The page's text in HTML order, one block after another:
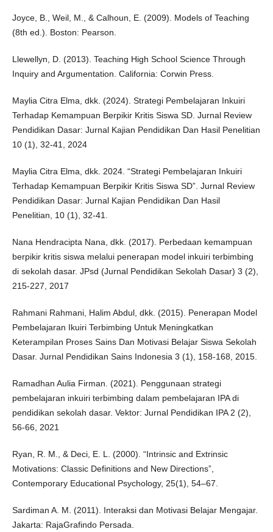
Joyce, B., Weil, M., & Calhoun, E. (2009). Models of Teaching
(8th ed.). Boston: Pearson.
Llewellyn, D. (2013). Teaching High School Science Through
Inquiry and Argumentation. California: Corwin Press.
Maylia Citra Elma, dkk. (2024). Strategi Pembelajaran Inkuiri
Terhadap Kemampuan Berpikir Kritis Siswa SD. Jurnal Review
Pendidikan Dasar: Jurnal Kajian Pendidikan Dan Hasil Penelitian
10 (1), 32-41, 2024
Maylia Citra Elma, dkk. 2024. “Strategi Pembelajaran Inkuiri
Terhadap Kemampuan Berpikir Kritis Siswa SD”. Jurnal Review
Pendidikan Dasar: Jurnal Kajian Pendidikan Dan Hasil
Penelitian, 10 (1), 32-41.
Nana Hendracipta Nana, dkk. (2017). Perbedaan kemampuan
berpikir kritis siswa melalui penerapan model inkuiri terbimbing
di sekolah dasar. JPsd (Jurnal Pendidikan Sekolah Dasar) 3 (2),
215-227, 2017
Rahmani Rahmani, Halim Abdul, dkk. (2015). Penerapan Model
Pembelajaran Ikuiri Terbimbing Untuk Meningkatkan
Keterampilan Proses Sains Dan Motivasi Belajar Siswa Sekolah
Dasar. Jurnal Pendidikan Sains Indonesia 3 (1), 158-168, 2015.
Ramadhan Aulia Firman. (2021). Penggunaan strategi
pembelajaran inkuiri terbimbing dalam pembelajaran IPA di
pendidikan sekolah dasar. Vektor: Jurnal Pendidikan IPA 2 (2),
56-66, 2021
Ryan, R. M., & Deci, E. L. (2000). “Intrinsic and Extrinsic
Motivations: Classic Definitions and New Directions”,
Contemporary Educational Psychology, 25(1), 54–67.
Sardiman A. M. (2011). Interaksi dan Motivasi Belajar Mengajar.
Jakarta: RajaGrafindo Persada.